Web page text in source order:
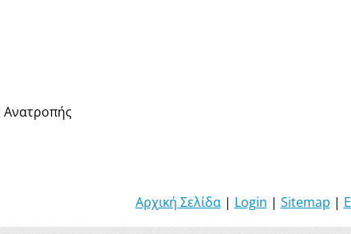
Ανατροπής
Αρχική Σελίδα| Login | Sitemap |